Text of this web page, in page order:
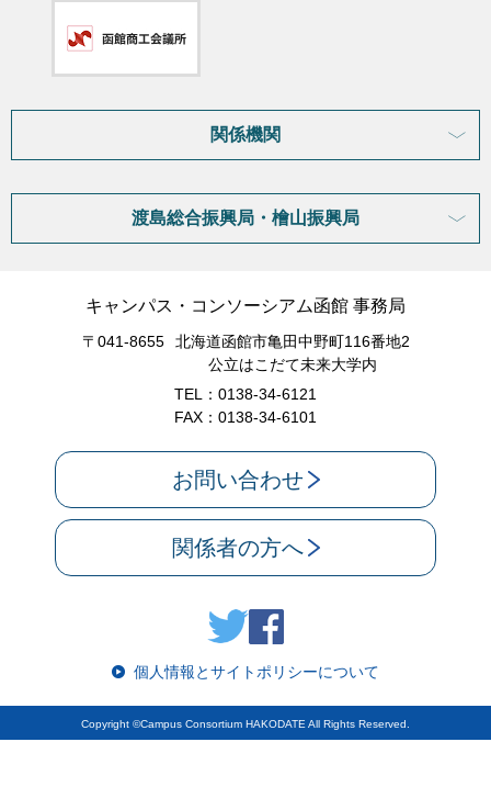
関係機関
渡島総合振興局・檜山振興局
キャンパス・コンソーシアム函館 事務局
〒041-8655
北海道函館市亀田中野町116番地2
公立はこだて未来大学内
TEL：0138-34-6121
FAX：0138-34-6101
お問い合わせ
関係者の方へ
個人情報とサイトポリシーについて
Copyright ©Campus Consortium HAKODATE All Rights Reserved.